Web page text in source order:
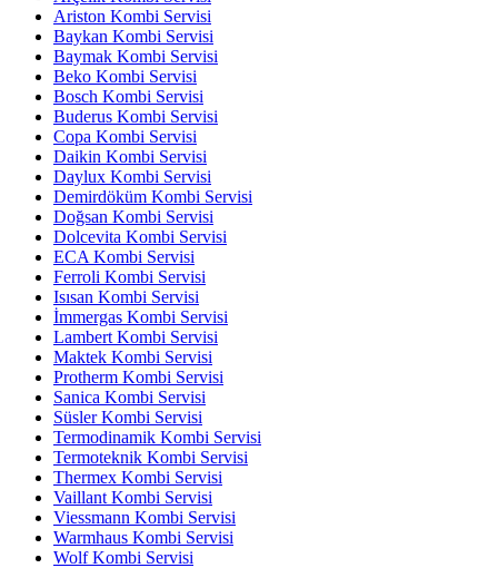
Ariston Kombi Servisi
Baykan Kombi Servisi
Baymak Kombi Servisi
Beko Kombi Servisi
Bosch Kombi Servisi
Buderus Kombi Servisi
Copa Kombi Servisi
Daikin Kombi Servisi
Daylux Kombi Servisi
Demirdöküm Kombi Servisi
Doğsan Kombi Servisi
Dolcevita Kombi Servisi
ECA Kombi Servisi
Ferroli Kombi Servisi
Isısan Kombi Servisi
İmmergas Kombi Servisi
Lambert Kombi Servisi
Maktek Kombi Servisi
Protherm Kombi Servisi
Sanica Kombi Servisi
Süsler Kombi Servisi
Termodinamik Kombi Servisi
Termoteknik Kombi Servisi
Thermex Kombi Servisi
Vaillant Kombi Servisi
Viessmann Kombi Servisi
Warmhaus Kombi Servisi
Wolf Kombi Servisi